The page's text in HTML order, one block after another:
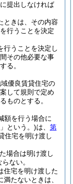
提出しなければ
ときは、その内容
行うことを決定
行うことを決定し
その他必要な事
る。
優良賃貸住宅の
して規則で定め
ものとする。
額を行う場合に
という。)は、 第
住宅を明け渡し
場合は明け渡し
ない。
住宅を明け渡した
たないときは、